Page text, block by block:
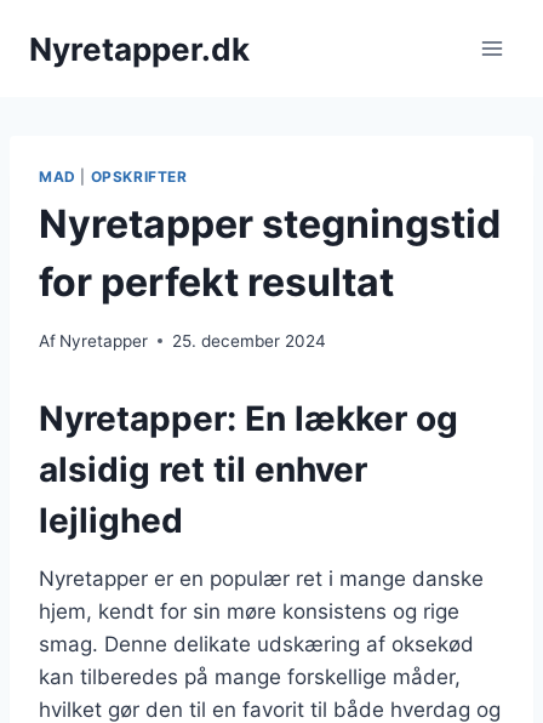
Nyretapper.dk
MAD OPSKRIFTER
Nyretapper stegningstid
for perfekt resultat
Af Nyretapper 25. december 2024
Nyretapper: En lækker og
alsidig ret til enhver
lejlighed
Nyretapper er en populær ret i mange danske
hjem, kendt for sin møre konsistens og rige
smag. Denne delikate udskæring af oksekød
kan tilberedes på mange forskellige måder,
hvilket gør den til en favorit til både hverdag og